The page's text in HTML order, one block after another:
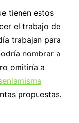
tienen estos
el trabajo de
trabajan para
nombrar a
omitiría a
propuestas.